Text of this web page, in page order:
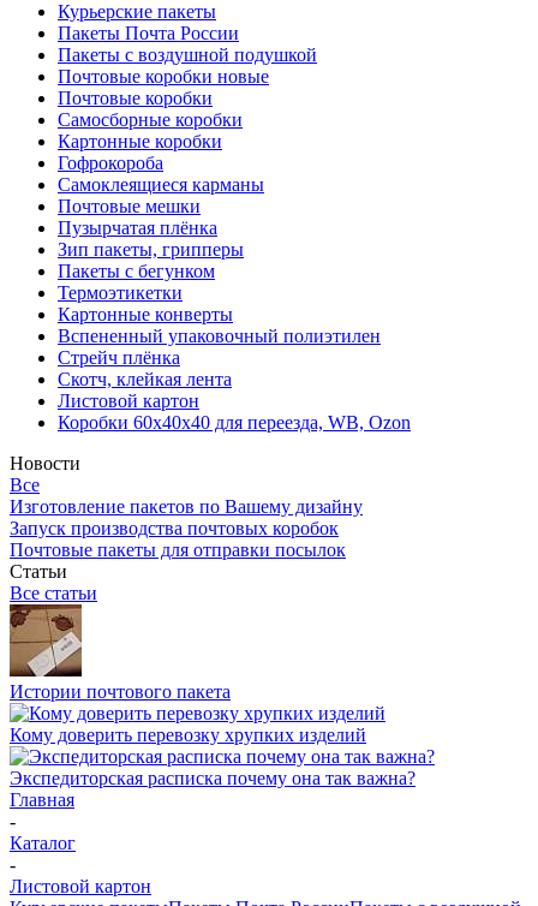
Курьерские пакеты
Пакеты Почта России
Пакеты с воздушной подушкой
Почтовые коробки новые
Почтовые коробки
Самосборные коробки
Картонные коробки
Гофрокороба
Самоклеящиеся карманы
Почтовые мешки
Пузырчатая плёнка
Зип пакеты, грипперы
Пакеты с бегунком
Термоэтикетки
Картонные конверты
Вспененный упаковочный полиэтилен
Стрейч плёнка
Скотч, клейкая лента
Листовой картон
Коробки 60х40х40 для переезда, WB, Ozon
Новости
Все
Изготовление пакетов по Вашему дизайну
Запуск производства почтовых коробок
Почтовые пакеты для отправки посылок
Статьи
Все статьи
Истории почтового пакета
Кому доверить перевозку хрупких изделий
Экспедиторская расписка почему она так важна?
Главная
-
Каталог
-
Листовой картон